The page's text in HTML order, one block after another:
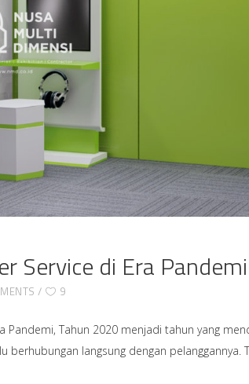
Service di Era Pandemi
9
Pandemi, Tahun 2020 menjadi tahun yang
berhubungan langsung dengan